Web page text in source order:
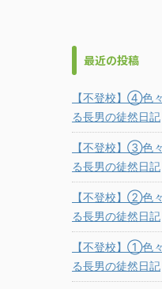
最近の投稿
【不登校】④色
る長男の徒然日記
【不登校】③色
る長男の徒然日記
【不登校】②色
る長男の徒然日記
【不登校】①色
る長男の徒然日記